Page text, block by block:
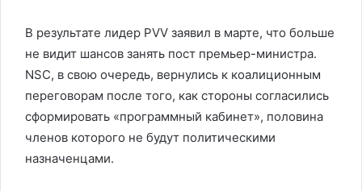
В результате лидер PVV заявил в марте, что больше
не видит шансов занять пост премьер-министра.
NSC, в свою очередь, вернулись к коалиционным
переговорам после того, как стороны согласились
сформировать «программный кабинет», половина
членов которого не будут политическими
назначенцами.